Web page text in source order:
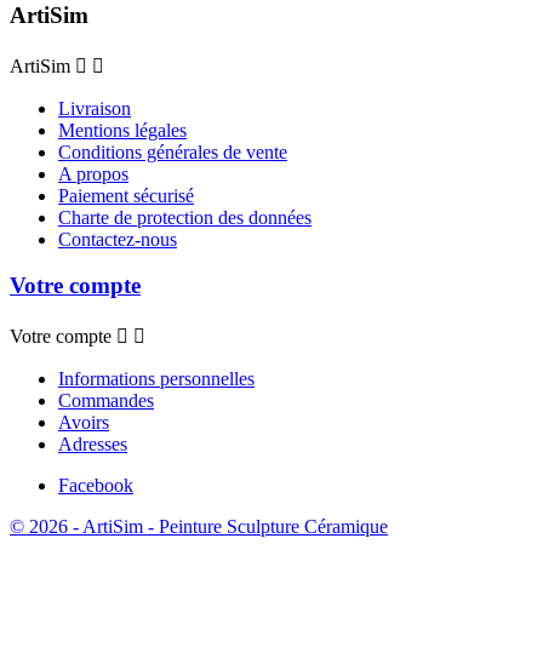
ArtiSim
ArtiSim  
Livraison
Mentions légales
Conditions générales de vente
A propos
Paiement sécurisé
Charte de protection des données
Contactez-nous
Votre compte
Votre compte  
Informations personnelles
Commandes
Avoirs
Adresses
Facebook
© 2026 - ArtiSim - Peinture Sculpture Céramique